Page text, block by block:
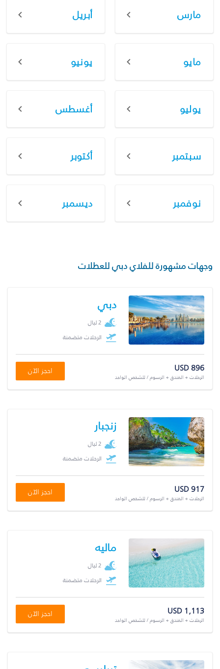
مارس أبريل
مايو يونيو
يوليو أغسطس
سبتمبر أكتوبر
نوفمبر ديسمبر
وجهات مشهورة للفلاي دبي للعطلات
دبي
2 ليال
الرحلات متضمنة
USD 896
الرحلات + الفندق + الرسوم / للشخص الواحد
احجز الآن
زنجبار
2 ليال
الرحلات متضمنة
USD 917
الرحلات + الفندق + الرسوم / للشخص الواحد
احجز الآن
ماليه
2 ليال
الرحلات متضمنة
USD 1,113
الرحلات + الفندق + الرسوم / للشخص الواحد
احجز الآن